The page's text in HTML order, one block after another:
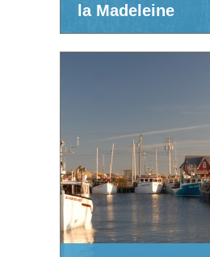
la Madeleine